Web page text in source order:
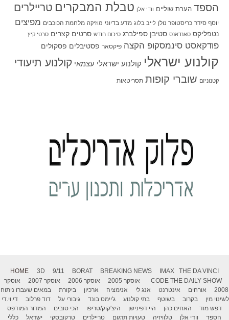
הספד הערת שוליים וודי אלן טבלת המבקרים טריילרים
יוסף סידר כריסטופר נולן לייב בלוג מדע בדיוני מוזיקה מלחמת הכוכבים מפיצים
נטפליקס סאנדאנס סטיבן ספילברג סיכום חודש סרטים קצרים סרטי קיץ
פודקאסט סינמסקופ הקצה פיקסאר פסטיבלים פסקולים
קולנוע ישראלי קולנוע ישראלי עצמאי קולנוע תיעודי
קטנוניזם שוברי קופות תסריטאות
HOME 3D 9/11 BORAT BREAKING NEWS IMAX
THE DA VINCI
CODE THE DAILY SHOW אוסקר 2005 אוסקר 2006 אוסקר 2007
אוסקר
2008
אורחים אינטרנט אנג לי אנימציה ארכיון ביקורת
במאים שעברו ניתוח
לשינוי מין
בקרוב בשוטף בתי קולנוע ג'יימס בונד גיבורי על דוד פרלוב
די.וי.די
דפש מוד
האחים כהן היי דפינישן היצ'קוק/טריפו הכי טובים
המדור המודפס
הספד
וודי אלן טלוויזיה טעויות תרגום טריילרים טרקובסקי ישראל כללי